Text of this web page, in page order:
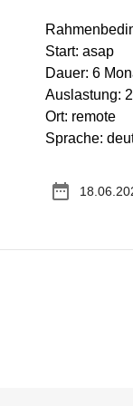
Start: asap
Dauer: 6
Auslastung:
Ort: remote
Sprache:
date_range